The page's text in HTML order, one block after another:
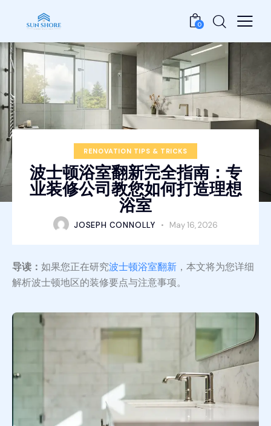
0
RENOVATION TIPS & TRICKS
波士顿浴室翻新完全指南：专
业装修公司教您如何打造理想
浴室
JOSEPH CONNOLLY May 16, 2026
导读： 如果您正在研究波士顿浴室翻新 ，本文将为您详细
解析波士顿地区的装修要点与注意事项。